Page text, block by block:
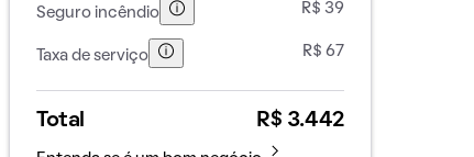
Seguro incêndio R$ 39
Taxa de serviço R$ 67
Total R$ 3.442